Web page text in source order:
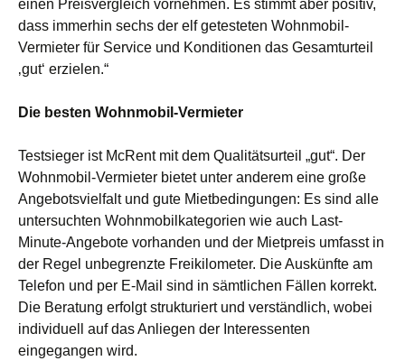
einen Preisvergleich vornehmen. Es stimmt aber positiv,
dass immerhin sechs der elf getesteten Wohnmobil-
Vermieter für Service und Konditionen das Gesamturteil
‚gut‘ erzielen.“
Die besten Wohnmobil-Vermieter
Testsieger ist McRent mit dem Qualitätsurteil „gut“. Der
Wohnmobil-Vermieter bietet unter anderem eine große
Angebotsvielfalt und gute Mietbedingungen: Es sind alle
untersuchten Wohnmobilkategorien wie auch Last-
Minute-Angebote vorhanden und der Mietpreis umfasst in
der Regel unbegrenzte Freikilometer. Die Auskünfte am
Telefon und per E-Mail sind in sämtlichen Fällen korrekt.
Die Beratung erfolgt strukturiert und verständlich, wobei
individuell auf das Anliegen der Interessenten
eingegangen wird.